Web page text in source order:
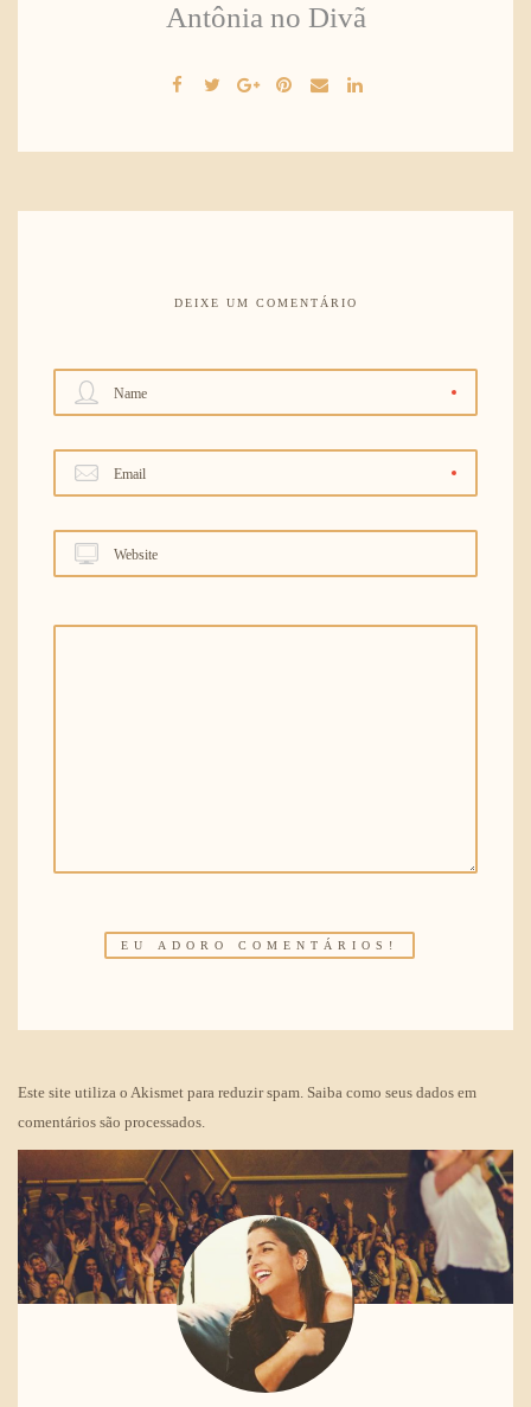
Antônia no Divã
DEIXE UM COMENTÁRIO
Name
Email
Website
Este site utiliza o Akismet para reduzir spam. Saiba como seus dados em
comentários são processados.